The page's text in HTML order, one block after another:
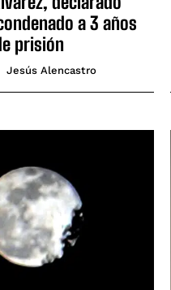
a 3 años
prisión
Jesús Alencastro